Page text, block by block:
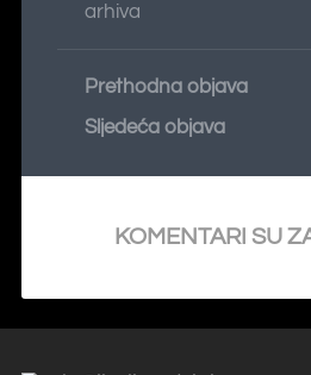
arhiva
Prethodna objava
Sljedeća objava
KOMENTARI SU